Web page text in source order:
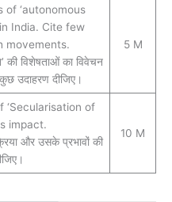
of ‘autonomous
India. Cite few
movements.
की विशेषताओं का विवेचन
उदाहरण दीजिए।
5 M
‘Secularisation of
impact.
और उसके प्रभावों की
10 M